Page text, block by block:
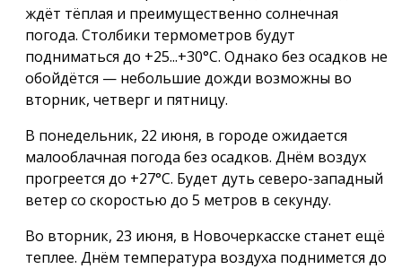
ждёт тёплая и преимущественно солнечная
погода. Столбики термометров будут
подниматься до +25...+30°С. Однако без осадков не
обойдётся — небольшие дожди возможны во
вторник, четверг и пятницу.
В понедельник, 22 июня, в городе ожидается
малооблачная погода без осадков. Днём воздух
прогреется до +27°С. Будет дуть северо-западный
ветер со скоростью до 5 метров в секунду.
Во вторник, 23 июня, в Новочеркасске станет ещё
теплее. Днём температура воздуха поднимется до